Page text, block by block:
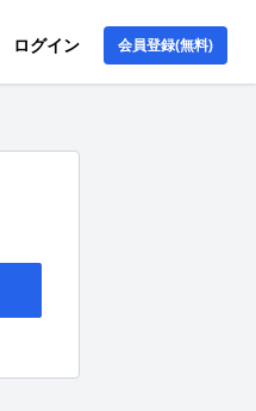
ログイン 会員登録(無料)